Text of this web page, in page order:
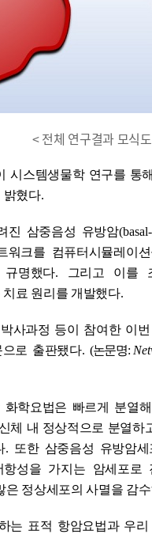
< 전체 연구결과 모식
시스템생물학 연구를 통해
밝혔다.
진 삼중음성 유방암
워크를 컴퓨터시뮬레이
명했다. 그리고 이를
료 원리를 개발했다.
사과정 등이 참여한 이
으로 출판됐다.(논문명:
학요법은 빠르게 분열
체 내 정상적으로 분열하
. 또한 삼중음성 유방암
성을 가지는 암세포로
정상세포의 사멸을 감
는 표적 항암요법과 우